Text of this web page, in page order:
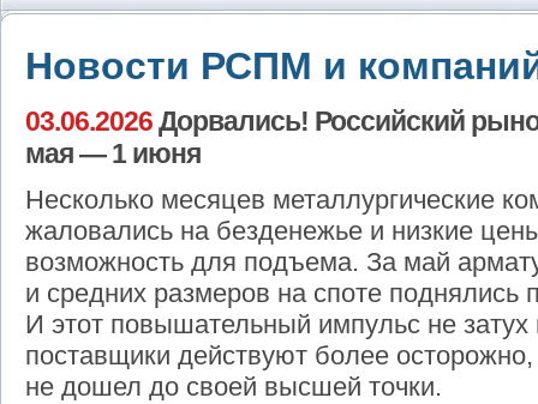
Новости РСПМ и
03.06.2026Дорвались! Российский
мая — 1 июня
Несколько месяцев металлургические
жаловались на безденежье и низкие
возможность для подъема. За май
и средних размеров на споте поднялись
И этот повышательный импульс не
поставщики действуют более
не дошел до своей высшей точки.